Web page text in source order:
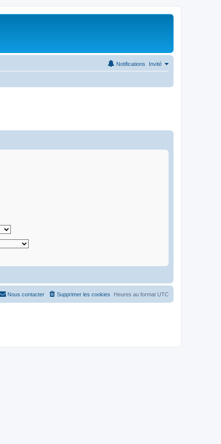
Invité
Notifications
Heures au format UTC
Supprimer les cookies
Nous contacter